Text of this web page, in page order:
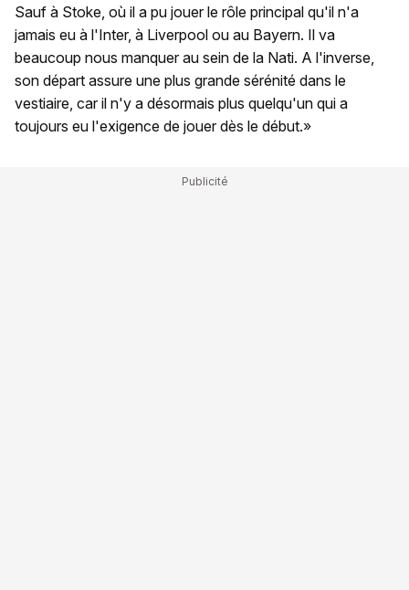
Sauf à Stoke, où il a pu jouer le rôle principal qu'il n'a
jamais eu à l'Inter, à Liverpool ou au Bayern. Il va
beaucoup nous manquer au sein de la Nati. A l'inverse,
son départ assure une plus grande sérénité dans le
vestiaire, car il n'y a désormais plus quelqu'un qui a
toujours eu l'exigence de jouer dès le début.»